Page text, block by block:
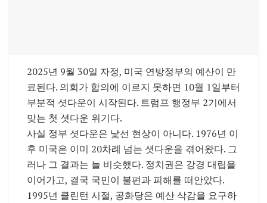
2025년 9월 30일 자정, 미국 연방정부의 예산이 만
료된다. 의회가 합의에 이르지 못하면 10월 1일부터
부분적 셧다운이 시작된다. 트럼프 행정부 2기에서
맞는 첫 셧다운 위기다.
사실 정부 셧다운은 낯선 현상이 아니다. 1976년 이
후 미국은 이미 20차례 넘는 셧다운을 겪어왔다. 그
러나 그 결과는 늘 비슷했다. 정치권은 강경 대립을
이어가고, 결국 국민이 불편과 피해를 떠안았다.
1995년 클린턴 시절, 공화당은 예산 삭감을 요구하